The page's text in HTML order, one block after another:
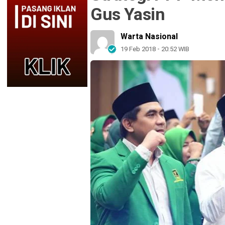
Gus Yasin
Warta Nasional
19 Feb 2018 - 20:52 WIB